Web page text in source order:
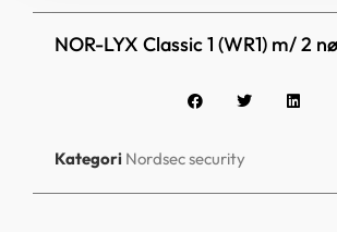
NOR-LYX Classic 1 (WR1) m/ 2
Kategori Nordsec security